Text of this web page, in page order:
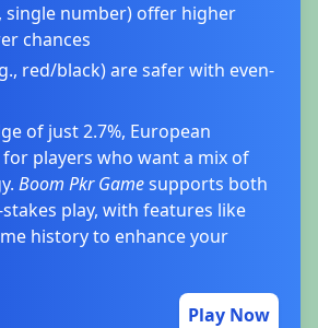
single number) offer higher
chances
red/black) are safer with even-
of just 2.7%, European
players who want a mix of
Boom Pkr Gamesupports both
play, with features like
history to enhance your
Play Now